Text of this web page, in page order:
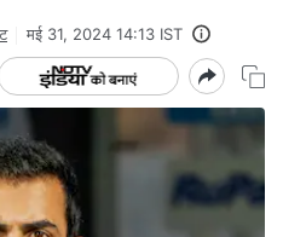
मई 31, 2024 14:13 IST